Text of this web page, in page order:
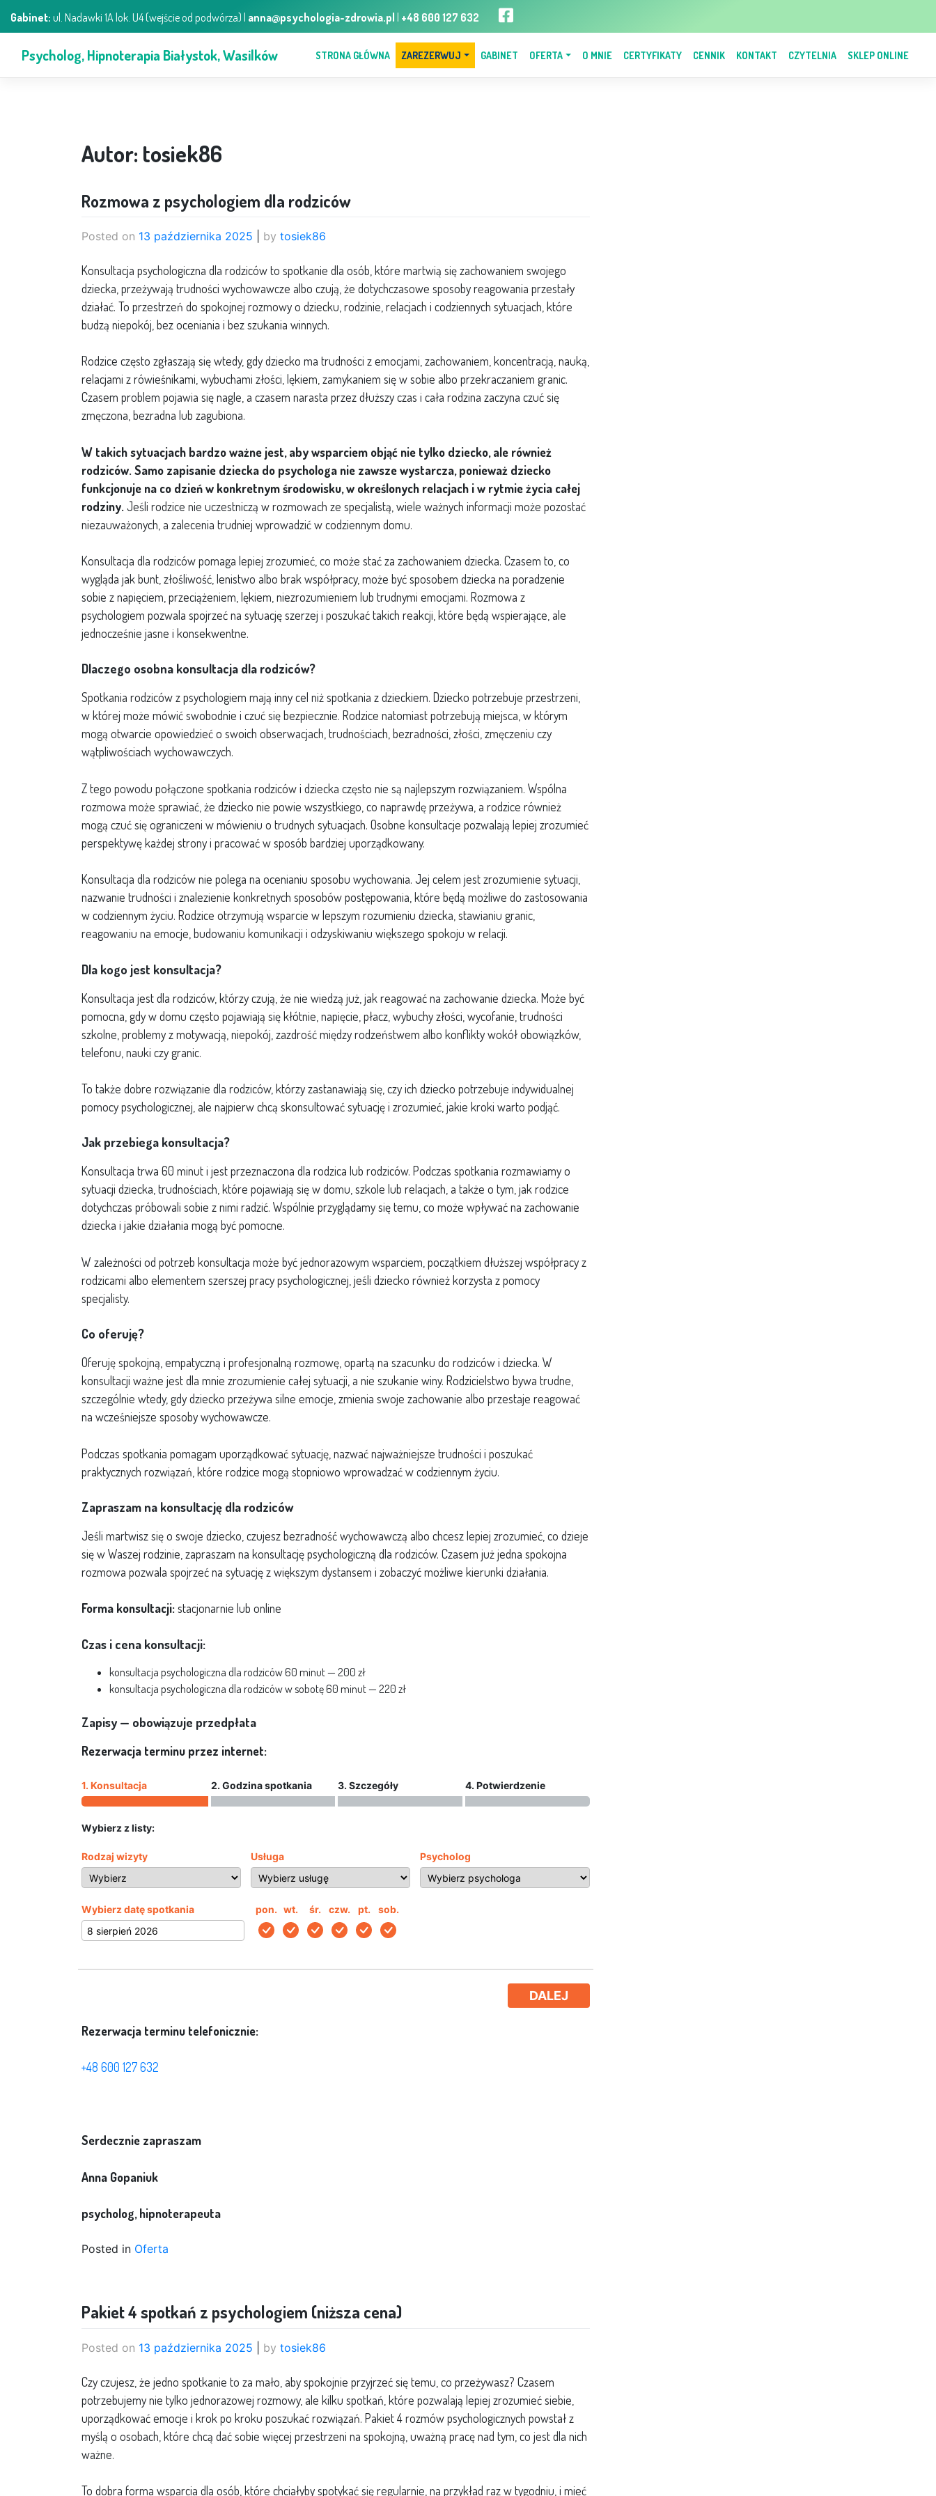
Gabinet: ul. Nadawki 1A lok. U4 (wejście od podwórza) | anna@psychologia-zdrowia.pl +48 600 127 632
Psycholog, Hipnoterapia Białystok, Wasilków STRONA GŁÓWNA ZAREZERWUJ GABINET OFERTA O MNIE CERTYFIKATY CENNIK KONTAKT CZYTELNIA SKLEP ONLINE
Autor: tosiek86
Rozmowa z psychologiem dla rodziców
Posted on 13 października 2025 by tosiek86
Konsultacja psychologiczna dla rodziców to spotkanie dla osób, które martwią się zachowaniem swojego
dziecka, przeżywają trudności wychowawcze albo czują, że dotychczasowe sposoby reagowania przestały
działać. To przestrzeń do spokojnej rozmowy o dziecku, rodzinie, relacjach i codziennych sytuacjach, które
budzą niepokój, bez oceniania i bez szukania winnych.
Rodzice często zgłaszają się wtedy, gdy dziecko ma trudności z emocjami, zachowaniem, koncentracją, nauką,
relacjami z rówieśnikami, wybuchami złości, lękiem, zamykaniem się w sobie albo przekraczaniem granic.
Czasem problem pojawia się nagle, a czasem narasta przez dłuższy czas i cała rodzina zaczyna czuć się
zmęczona, bezradna lub zagubiona.
W takich sytuacjach bardzo ważne jest, aby wsparciem objąć nie tylko dziecko, ale również
rodziców.Samo zapisanie dziecka do psychologa nie zawsze wystarcza, ponieważ dziecko
funkcjonuje na co dzień w konkretnym środowisku, w określonych relacjach i w rytmie życia całej
rodziny. Jeśli rodzice nie uczestniczą w rozmowach ze specjalistą, wiele ważnych informacji może pozostać
niezauważonych, a zalecenia trudniej wprowadzić w codziennym domu.
Konsultacja dla rodziców pomaga lepiej zrozumieć, co może stać za zachowaniem dziecka. Czasem to, co
wygląda jak bunt, złośliwość, lenistwo albo brak współpracy, może być sposobem dziecka na poradzenie
sobie z napięciem, przeciążeniem, lękiem, niezrozumieniem lub trudnymi emocjami. Rozmowa z
psychologiem pozwala spojrzeć na sytuację szerzej i poszukać takich reakcji, które będą wspierające, ale
jednocześnie jasne i konsekwentne.
Dlaczego osobna konsultacja dla rodziców?
Spotkania rodziców z psychologiem mają inny cel niż spotkania z dzieckiem. Dziecko potrzebuje przestrzeni,
w której może mówić swobodnie i czuć się bezpiecznie. Rodzice natomiast potrzebują miejsca, w którym
mogą otwarcie opowiedzieć o swoich obserwacjach, trudnościach, bezradności, złości, zmęczeniu czy
wątpliwościach wychowawczych.
Z tego powodu połączone spotkania rodziców i dziecka często nie są najlepszym rozwiązaniem. Wspólna
rozmowa może sprawiać, że dziecko nie powie wszystkiego, co naprawdę przeżywa, a rodzice również
mogą czuć się ograniczeni w mówieniu o trudnych sytuacjach. Osobne konsultacje pozwalają lepiej zrozumieć
perspektywę każdej strony i pracować w sposób bardziej uporządkowany.
Konsultacja dla rodziców nie polega na ocenianiu sposobu wychowania. Jej celem jest zrozumienie sytuacji,
nazwanie trudności i znalezienie konkretnych sposobów postępowania, które będą możliwe do zastosowania
w codziennym życiu. Rodzice otrzymują wsparcie w lepszym rozumieniu dziecka, stawianiu granic,
reagowaniu na emocje, budowaniu komunikacji i odzyskiwaniu większego spokoju w relacji.
Dla kogo jest konsultacja?
Konsultacja jest dla rodziców, którzy czują, że nie wiedzą już, jak reagować na zachowanie dziecka. Może być
pomocna, gdy w domu często pojawiają się kłótnie, napięcie, płacz, wybuchy złości, wycofanie, trudności
szkolne, problemy z motywacją, niepokój, zazdrość między rodzeństwem albo konflikty wokół obowiązków,
telefonu, nauki czy granic.
To także dobre rozwiązanie dla rodziców, którzy zastanawiają się, czy ich dziecko potrzebuje indywidualnej
pomocy psychologicznej, ale najpierw chcą skonsultować sytuację i zrozumieć, jakie kroki warto podjąć.
Jak przebiega konsultacja?
Konsultacja trwa 60 minut i jest przeznaczona dla rodzica lub rodziców. Podczas spotkania rozmawiamy o
sytuacji dziecka, trudnościach, które pojawiają się w domu, szkole lub relacjach, a także o tym, jak rodzice
dotychczas próbowali sobie z nimi radzić. Wspólnie przyglądamy się temu, co może wpływać na zachowanie
dziecka i jakie działania mogą być pomocne.
W zależności od potrzeb konsultacja może być jednorazowym wsparciem, początkiem dłuższej współpracy z
rodzicami albo elementem szerszej pracy psychologicznej, jeśli dziecko również korzysta z pomocy
specjalisty.
Co oferuję?
Oferuję spokojną, empatyczną i profesjonalną rozmowę, opartą na szacunku do rodziców i dziecka. W
konsultacji ważne jest dla mnie zrozumienie całej sytuacji, a nie szukanie winy. Rodzicielstwo bywa trudne,
szczególnie wtedy, gdy dziecko przeżywa silne emocje, zmienia swoje zachowanie albo przestaje reagować
na wcześniejsze sposoby wychowawcze.
Podczas spotkania pomagam uporządkować sytuację, nazwać najważniejsze trudności i poszukać
praktycznych rozwiązań, które rodzice mogą stopniowo wprowadzać w codziennym życiu.
Zapraszam na konsultację dla rodziców
Jeśli martwisz się o swoje dziecko, czujesz bezradność wychowawczą albo chcesz lepiej zrozumieć, co dzieje
się w Waszej rodzinie, zapraszam na konsultację psychologiczną dla rodziców. Czasem już jedna spokojna
rozmowa pozwala spojrzeć na sytuację z większym dystansem i zobaczyć możliwe kierunki działania.
Forma konsultacji:stacjonarnie lub online
Czas i cena konsultacji:
konsultacja psychologiczna dla rodziców 60 minut — 200 zł
konsultacja psychologiczna dla rodziców w sobotę 60 minut — 220 zł
Zapisy — obowiązuje przedpłata
Rezerwacja terminu przez internet:
1. Konsultacja 2. Godzina spotkania 3. Szczegóły 4. Potwierdzenie
Wybierz z listy:
Rodzaj wizyty Usługa Psycholog
Wybierz datę spotkania pon. wt. śr. czw. pt. sob.
DALEJ
Rezerwacja terminu telefonicznie:
+48 600 127 632
Serdecznie zapraszam
Anna Gopaniuk
psycholog, hipnoterapeuta
Posted in Oferta
Pakiet 4 spotkań z psychologiem (niższa cena)
Posted on 13 października 2025 by tosiek86
Czy czujesz, że jedno spotkanie to za mało, aby spokojnie przyjrzeć się temu, co przeżywasz? Czasem
potrzebujemy nie tylko jednorazowej rozmowy, ale kilku spotkań, które pozwalają lepiej zrozumieć siebie,
uporządkować emocje i krok po kroku poszukać rozwiązań. Pakiet 4 rozmów psychologicznych powstał z
myślą o osobach, które chcą dać sobie więcej przestrzeni na spokojną, uważną pracę nad tym, co jest dla nich
ważne.
To dobra forma wsparcia dla osób, które chciałyby spotykać się regularnie, na przykład raz w tygodniu, i mieć